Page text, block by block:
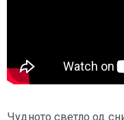
Чудното светло од